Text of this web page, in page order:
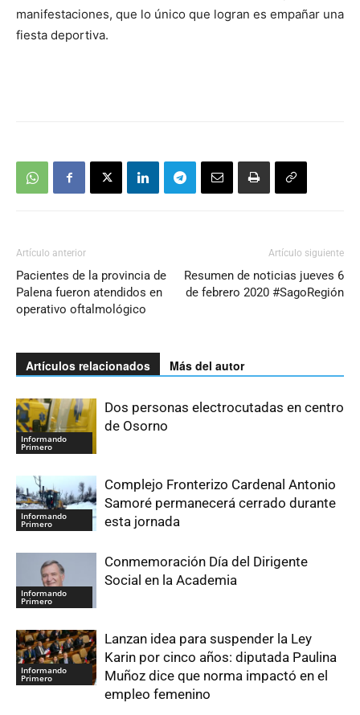
manifestaciones, que lo único que logran es empañar una
fiesta deportiva.
Artículo anterior
Pacientes de la provincia de
Palena fueron atendidos en
operativo oftalmológico
Artículo siguiente
Resumen de noticias jueves 6
de febrero 2020 #SagoRegión
Artículos relacionados Más del autor
Informando
Primero
Dos personas electrocutadas en centro
de Osorno
Informando
Primero
Complejo Fronterizo Cardenal Antonio
Samoré permanecerá cerrado durante
esta jornada
Informando
Primero
Conmemoración Día del Dirigente
Social en la Academia
Informando
Primero
Lanzan idea para suspender la Ley
Karin por cinco años: diputada Paulina
Muñoz dice que norma impactó en el
empleo femenino